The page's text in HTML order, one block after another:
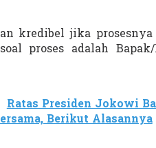
kredibel jika
proses adalah Bapak/
Ratas Presiden Jokowi
Berikut Alasannya